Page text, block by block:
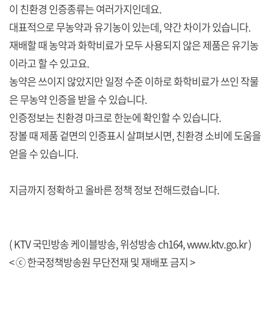
이 친환경 인증종류는 여러가지인데요.
대표적으로 무농약과 유기농이 있는데, 약간 차이가 있습니다.
재배할 때 농약과 화학비료가 모두 사용되지 않은 제품은 유기농
이라고 할 수 있고요.
농약은 쓰이지 않았지만 일정 수준 이하로 화학비료가 쓰인 작물
은 무농약 인증을 받을 수 있습니다.
인증정보는 친환경 마크로 한눈에 확인할 수 있습니다.
장볼 때 제품 겉면의 인증표시 살펴보시면, 친환경 소비에 도움을
얻을 수 있습니다.
지금까지 정확하고 올바른 정책 정보 전해드렸습니다.
( KTV 국민방송 케이블방송, 위성방송 ch164,www.ktv.go.kr)
< ⓒ 한국정책방송원 무단전재 및 재배포 금지 >